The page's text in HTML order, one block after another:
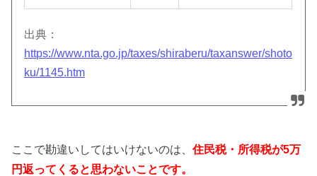
出典：
https://www.nta.go.jp/taxes/shiraberu/taxanswer/shoto
ku/1145.htm
ここで勘違いしてはいけないのは、住民税・所得税が5万
円返ってくると思わないことです。